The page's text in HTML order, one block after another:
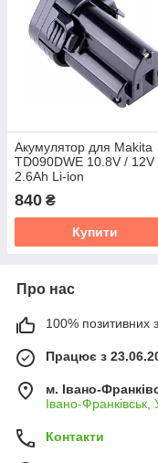
Акумулятор для Makita
TD090DWE 10.8V / 12V
2.6Ah Li-ion
840 ₴
Купити
Про нас
100% позитивних з
Працює з
м. Івано-
Івано-Франківськ,
Контакти